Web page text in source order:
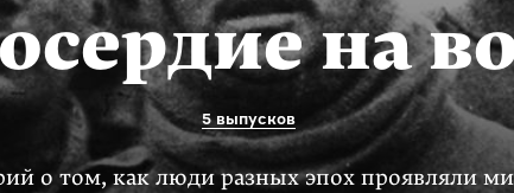
XX века
Русская литература XX века
на
5 выпусков
о том, как люди разных эпох проявляли